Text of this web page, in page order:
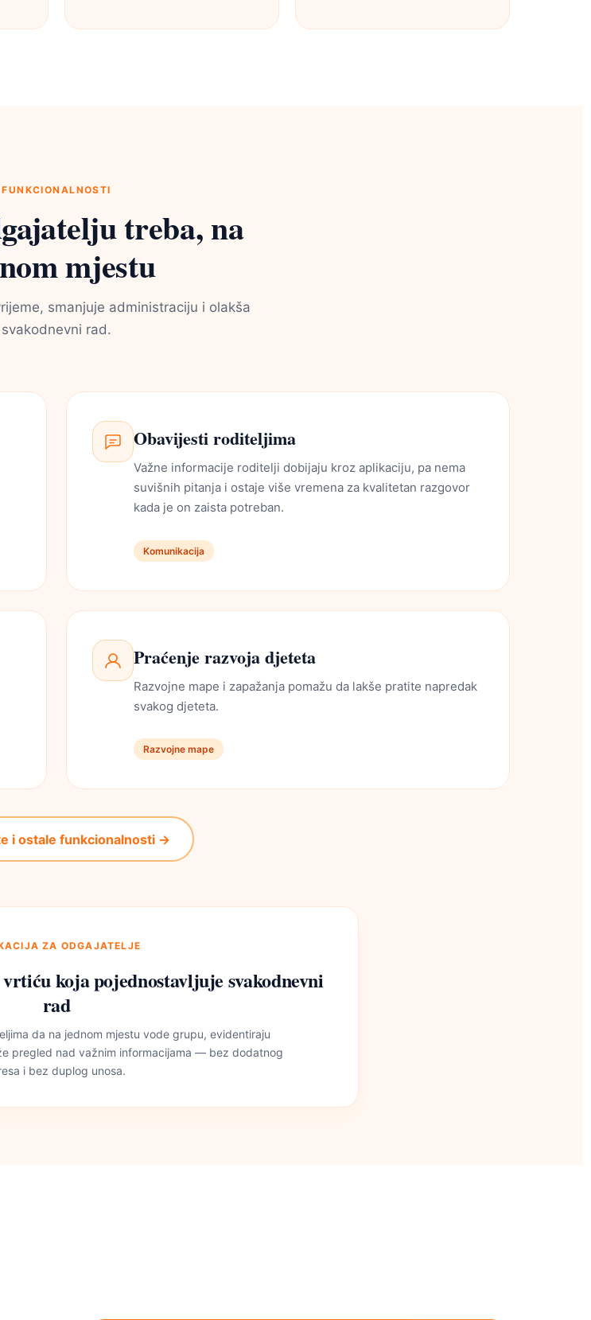
FUNKCIONALNOSTI
treba, na
mjestu
smanjuje administraciju i olakša
svakodnevni rad.
Obavijesti roditeljima
Važne informacije roditelji dobijaju kroz aplikaciju, pa nema
suvišnih pitanja i ostaje više vremena za kvalitetan razgovor
kada je on zaista potreban.
Komunikacija
Praćenje razvoja djeteta
Razvojne mape i zapažanja pomažu da lakše pratite napredak
svakog djeteta.
Razvojne mape
i ostale funkcionalnosti →
ZA ODGAJATELJE
koja pojednostavljuje svakodnevni
rad
da na jednom mjestu vode grupu, evidentiraju
pregled nad važnim informacijama — bez dodatnog
i bez duplog unosa.